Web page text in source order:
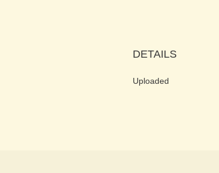
DETAILS
Uploaded